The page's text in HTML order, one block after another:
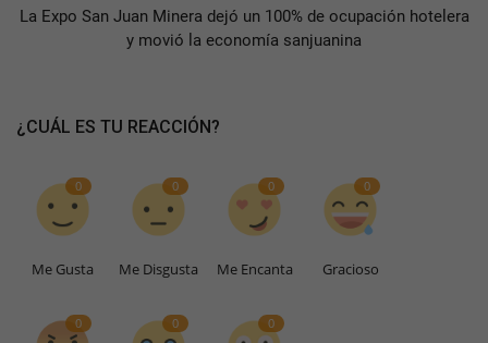
La Expo San Juan Minera dejó un 100% de ocupación hotelera
y movió la economía sanjuanina
¿CUÁL ES TU REACCIÓN?
0
Me Gusta
0
Me Disgusta
0
Me Encanta
0
Gracioso
0 0 0